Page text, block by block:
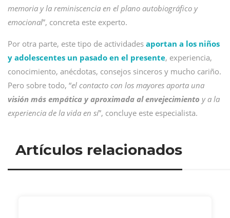
memoria y la reminiscencia en el plano autobiográfico y
emocional”, concreta este experto.
Por otra parte, este tipo de actividades aportan a los niños
y adolescentes un pasado en el presente, experiencia,
conocimiento, anécdotas, consejos sinceros y mucho cariño.
Pero sobre todo, “el contacto con los mayores aporta una
visión más empática y aproximada al envejecimiento y a la
experiencia de la vida en sí”, concluye este especialista.
Artículos relacionados